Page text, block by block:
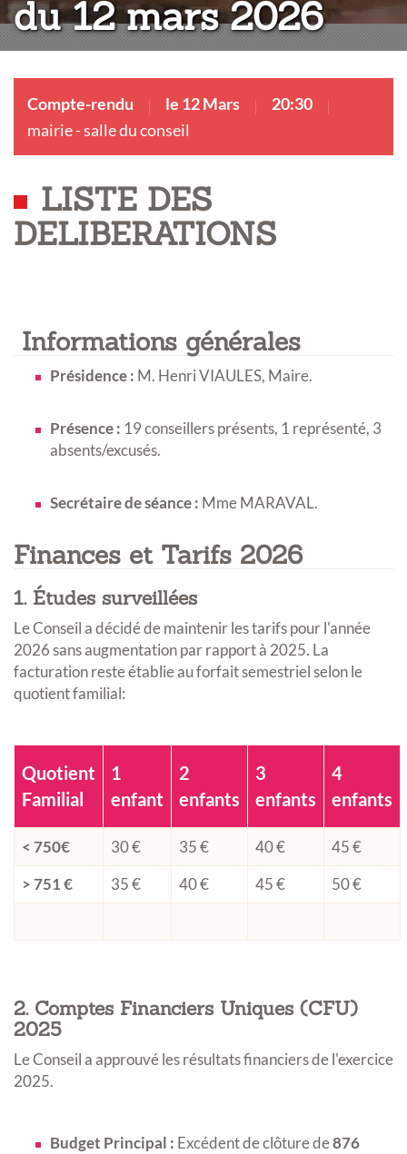
du 12 mars 2026
Compte-rendu le 12 Mars
20:30
mairie - salle du conseil
LISTE DES
DELIBERATIONS
Informations générales
Présidence : M. Henri VIAULES, Maire.
Présence : 19 conseillers présents, 1 représenté, 3
absents/excusés.
Secrétaire de séance : Mme MARAVAL.
Finances et Tarifs 2026
1. Études surveillées
Le Conseil a décidé de maintenir les tarifs pour l'année
2026 sans augmentation par rapport à 2025. La
facturation reste établie au forfait semestriel selon le
quotient familial:
Quotient
Familial
1
enfant
2
enfants
3
enfants
4
enfants
< 750€ 30 € 35 € 40 €
45 €
> 751 €
35 € 40 € 45 € 50 €
2. Comptes Financiers Uniques (CFU)
2025
Le Conseil a approuvé les résultats financiers de l'exercice
2025.
Budget Principal : Excédent de clôture de876